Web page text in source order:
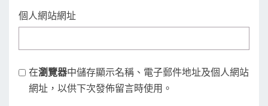
個人網站網址
在瀏覽器中儲存顯示名稱、電子郵件地址及個人網站
網址，以供下次發佈留言時使用。